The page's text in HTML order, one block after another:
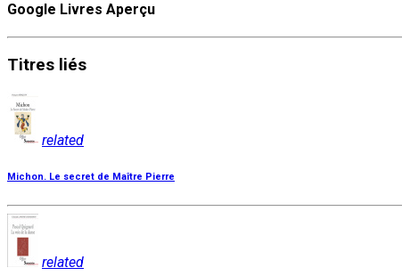
Google Livres Aperçu
Titres liés
related
Michon. Le secret de Maître Pierre
related